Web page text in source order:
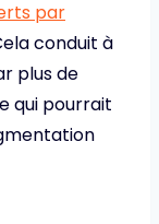
par
conduit à
plus de
qui pourrait